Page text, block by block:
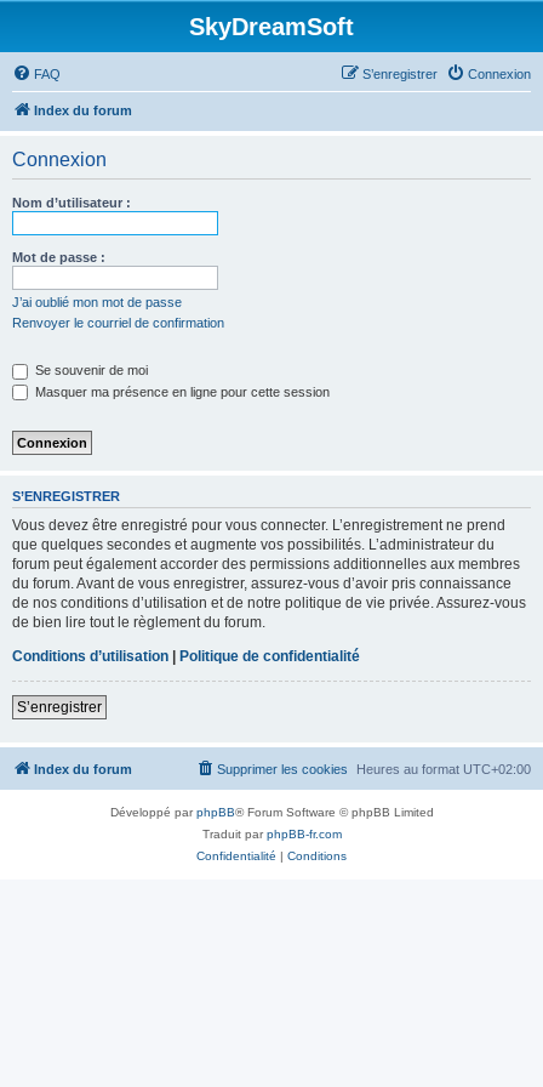
SkyDreamSoft
FAQ Connexion
S’enregistrer
Index du forum
Connexion
Nom d’utilisateur :
Mot de passe :
J’ai oublié mon mot de passe
Renvoyer le courriel de confirmation
Se souvenir de moi
Masquer ma présence en ligne pour cette session
S’ENREGISTRER
Vous devez être enregistré pour vous connecter. L’enregistrement ne prend
que quelques secondes et augmente vos possibilités. L’administrateur du
forum peut également accorder des permissions additionnelles aux membres
du forum. Avant de vous enregistrer, assurez-vous d’avoir pris connaissance
de nos conditions d’utilisation et de notre politique de vie privée. Assurez-vous
de bien lire tout le règlement du forum.
Conditions d’utilisation | Politique de confidentialité
S’enregistrer
Index du forum Heures au format UTC+02:00
Supprimer les cookies
Développé parphpBB® Forum Software © phpBB Limited
Traduit parphpBB-fr.com
Confidentialité | Conditions